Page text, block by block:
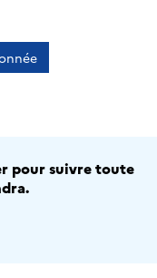
pour suivre toute